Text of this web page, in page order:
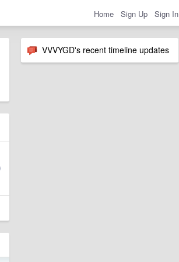
Home Sign Up Sign In
VVVYGD's recent timeline updates